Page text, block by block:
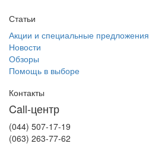
Статьи
Акции и специальные предложения
Новости
Обзоры
Помощь в выборе
Контакты
Call-центр
(044) 507-17-19
(063) 263-77-62